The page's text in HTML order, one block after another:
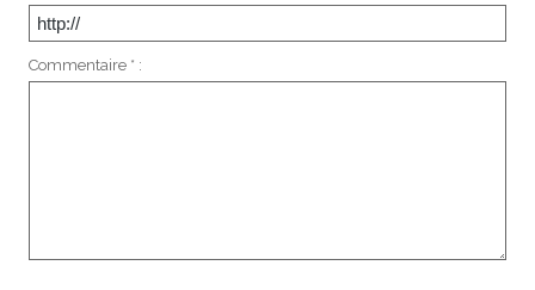
Commentaire * :